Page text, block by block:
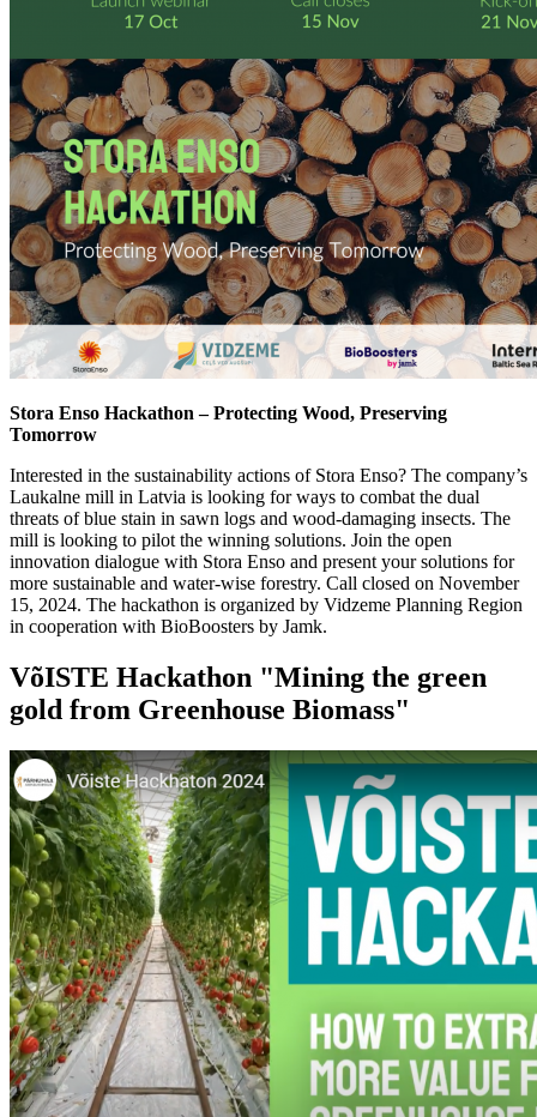
Stora Enso Hackathon – Protecting Wood, Preserving
Tomorrow
Interested in the sustainability actions of Stora Enso? The company’s
Laukalne mill in Latvia is looking for ways to combat the dual
threats of blue stain in sawn logs and wood-damaging insects. The
mill is looking to pilot the winning solutions. Join the open
innovation dialogue with Stora Enso and present your solutions for
more sustainable and water-wise forestry. Call closed on November
15, 2024. The hackathon is organized by Vidzeme Planning Region
in cooperation with BioBoosters by Jamk.
VõISTE Hackathon "Mining the green
gold from Greenhouse Biomass"